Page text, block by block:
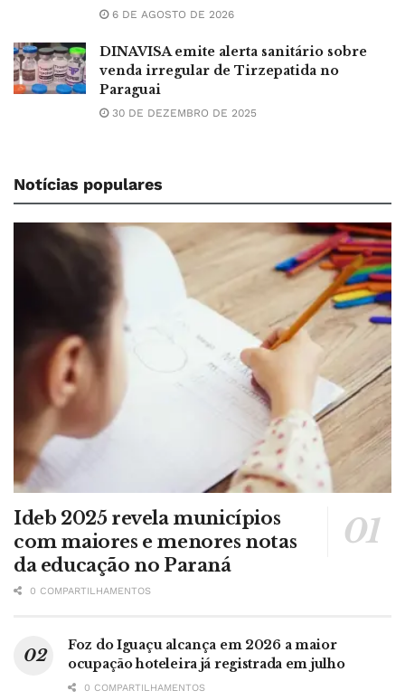
6 DE AGOSTO DE 2026
DINAVISA emite alerta sanitário sobre
venda irregular de Tirzepatida no
Paraguai
30 DE DEZEMBRO DE 2025
Notícias populares
Ideb 2025 revela municípios
com maiores e menores notas
da educação no Paraná
0 COMPARTILHAMENTOS
Foz do Iguaçu alcança em 2026 a maior
ocupação hoteleira já registrada em julho
0 COMPARTILHAMENTOS